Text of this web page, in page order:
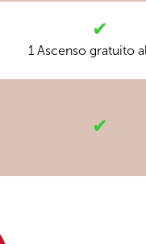
✔
1 Ascenso gratuito
✔